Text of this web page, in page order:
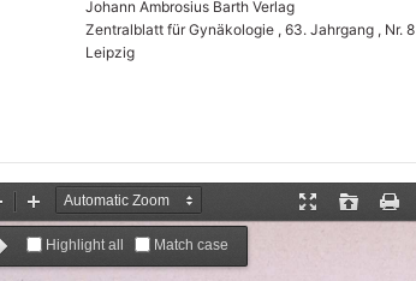
Johann Ambrosius Barth Verlag
Zentralblatt für Gynäkologie , 63. Jahrgang , Nr. 8
Leipzig